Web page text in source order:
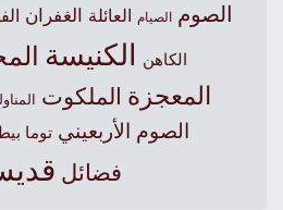
الصوم الصيام العائلة الغفران
الكاهن الكنيسة
المعجزة الملكوت المناولة
الصوم الأربعيني توما بيطار
فضائل